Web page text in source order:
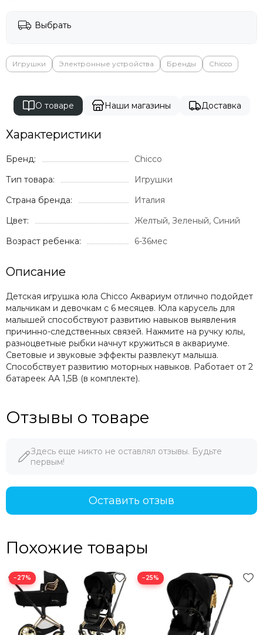
Выбрать
Игрушки Электронные устройства Бренды Chicco
О товаре Наши магазины Доставка
Характеристики
Бренд:
Chicco
Тип товара:
Игрушки
Страна бренда:
Италия
Цвет:
Желтый, Зеленый, Синий
Возраст ребенка:
6-36мес
Описание
Детская игрушка юла Chicco Аквариум отлично подойдет
мальчикам и девочкам с 6 месяцев. Юла карусель для
малышей способствуют развитию навыков выявления
причинно-следственных связей. Нажмите на ручку юлы,
разноцветные рыбки начнут кружиться в аквариуме.
Световые и звуковые эффекты развлекут малыша.
Способствует развитию моторных навыков. Работает от 2
батареек АА 1,5В (в комплекте).
Отзывы о товаре
Здесь еще никто не оставлял отзывы. Будьте
первым!
Оставить отзыв
Похожие товары
−27% −25%